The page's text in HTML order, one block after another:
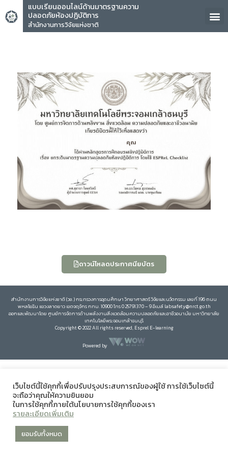
แบบเรียนออนไลน์ด้านมาตรฐานความ
ปลอดภัยห้องปฏิบัติการ
สำนักงานการวิจัยแห่งชาติ
คุณ
ดาวน์โหลดประกาศนียบัตร
สำนักงานการวิจัยแห่งชาติ (วช.) กระทรวงการอุดมศึกษา วิทยาศาสตร์ วิจัยและนวัตกรรม เลขที่ 196 ถนน
พหลโยธิน แขวงลาดยาว เขตจตุจักร กทม. 10900 โทร 0 25791370 – 9 อีเมล์ labsafety@nrct.go.th
ออกและพัฒนาโดย ศูนย์การจัดการด้านพลังงานสิ่งแวดล้อมความปลอดภัยและอาชีวอนามัย มหาวิทยาลัย
เทคโนโลยีพระจอมเกล้าธนบุรี
Copyright © 2022 All rights reserved, Esprel E-learning
Powered by
เว็บไซต์นี้ใช้คุกกี้เพื่อปรับปรุงประสบการณ์ของผู้ใช้ การใช้เว็บไซต์นี้
จะถือว่าคุณให้ความยินยอม
ในการใช้คุกกี้ภายใต้นโยบายการใช้คุกกี้ของเรา
รายละเอียดเพิ่มเติม
ยอมรับทั้งหมด